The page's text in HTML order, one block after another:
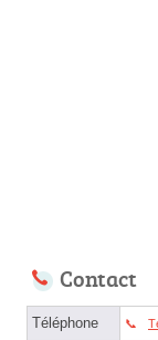
Contact
Téléphone